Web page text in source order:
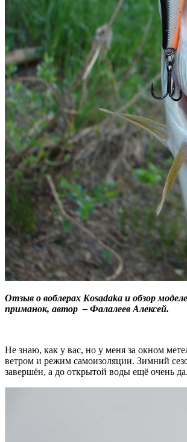
Отзыв о воблерах Kosadakа и обзор
приманок, автор – Фалалеев Алексей.
Не знаю, как у вас, но у меня за окном
ветром и режим самоизоляции. Зимний
завершён, а до открытой воды ещё очень